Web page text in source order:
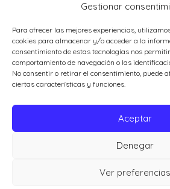
Gestionar
Para ofrecer las mejores experiencias,
cookies para almacenar y/o acceder a la
consentimiento de estas tecnologías nos
comportamiento de navegación o las
No consentir o retirar el consentimiento, puede
ciertas características y funciones.
Aceptar
Denegar
Ver preferencias
Griega
Italiana